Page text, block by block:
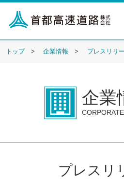
トップ 企業情報 プレスリリ
企業
プレスリ